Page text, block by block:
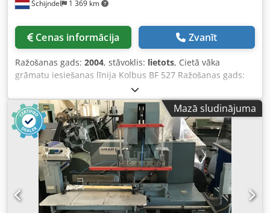
Schijndel 1 369 km
Cenas informācija Zvanīt
Ražošanas gads: 2004, stāvoklis: lietots, Cietā vāka
grāmatu iesiešanas līnija Kolbus BF 527 Ražošanas gads:
2004 - Automātiska iestatīšana - Co-Pilot ar skārienekrānu -
Produkta skaitītājs - Grāmatu mērīšanas galds - Zvaigžņu
padevējs - Priekšsildīšanas ierīce (karstā gaisa) -
Apaļošanas un sapresēšanas stacija - Līmēšanas iekārta -
Bez marles stacijas Djdex Dkk Sspfx Acpjkr - Lentes
piesūkšanas ierīce - Līmēšanas iekārta - Kapitāla lentes un
aizmugures līmēšanas stacija - Presēšanas stacija -
Ielīmēšanas stacija - Vāku priekšuzkrāšanas lente - Vāku
liekšanas stacija - Vāku formēšanas stacija - Aukstā līme
muguras līmēšanai (sūknis) Salocīšanas zemspiediena
Mazā sludinājuma